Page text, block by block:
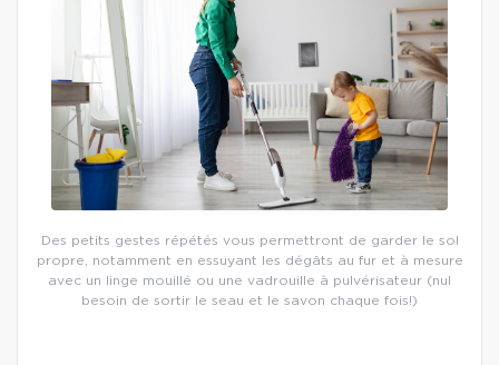
Des petits gestes répétés vous permettront de garder le sol
propre, notamment en essuyant les dégâts au fur et à mesure
avec un linge mouillé ou une vadrouille à pulvérisateur (nul
besoin de sortir le seau et le savon chaque fois!)